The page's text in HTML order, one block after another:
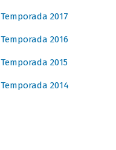
Temporada 2017
Temporada 2016
Temporada 2015
Temporada 2014